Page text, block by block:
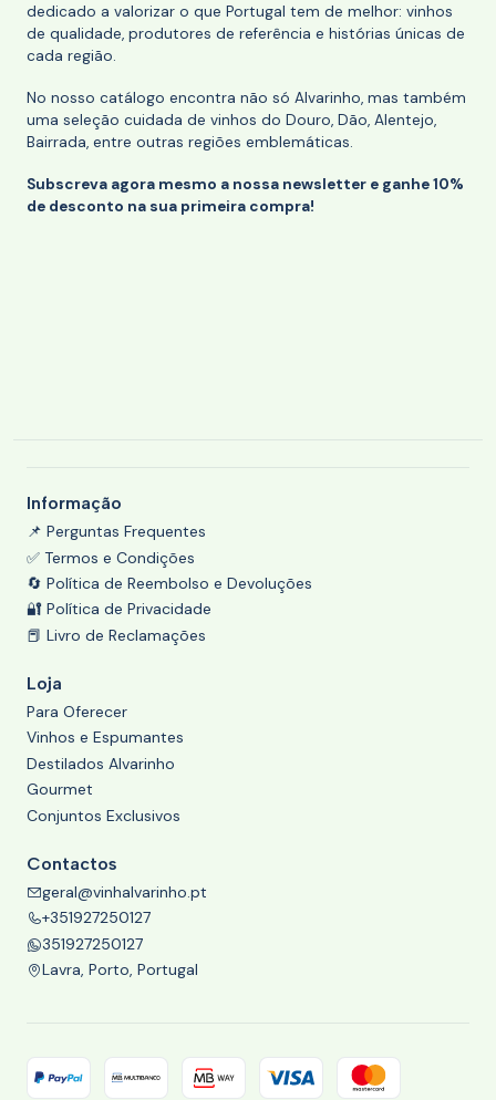
dedicado a valorizar o que Portugal tem de melhor: vinhos
de qualidade, produtores de referência e histórias únicas de
cada região.
No nosso catálogo encontra não só Alvarinho, mas também
uma seleção cuidada de vinhos do Douro, Dão, Alentejo,
Bairrada, entre outras regiões emblemáticas.
Subscreva agora mesmo a nossa newsletter e ganhe 10%
de desconto na sua primeira compra!
Informação
📌 Perguntas Frequentes
✅ Termos e Condições
🔄 Política de Reembolso e Devoluções
🔐 Política de Privacidade
📕 Livro de Reclamações
Loja
Para Oferecer
Vinhos e Espumantes
Destilados Alvarinho
Gourmet
Conjuntos Exclusivos
Contactos
geral@vinhalvarinho.pt
+351927250127
351927250127
Lavra, Porto, Portugal